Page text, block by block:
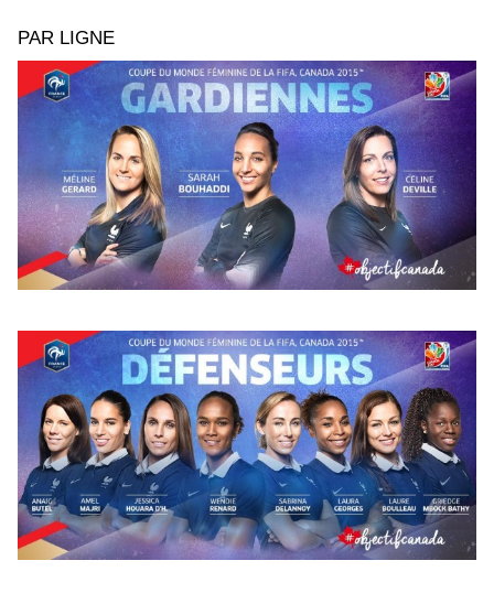
PAR LIGNE